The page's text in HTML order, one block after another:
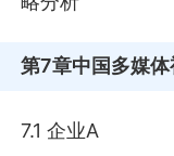
第7章中国多媒
7.1 企业A